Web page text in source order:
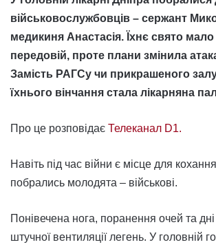
військовослужбовців – сержант
медикиня Анастасія. Їхнє свято мало
передовій, проте плани змінила
Замість РАГСу чи прикрашеного
їхнього вінчання стала лікарняна
Про це розповідає Телеканал D1.
Навіть під час війни є місце для
побрались молодята – військові.
Понівечена нога, поранення очей та дні
штучної вентиляції легень. У головній